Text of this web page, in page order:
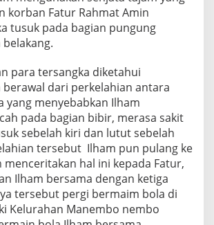
korban Fatur Rahmat Amin
tusuk pada bagian pungung
para tersangka diketahui
dari perkelahian antara
yang menyebabkan Ilham
pada bagian bibir, merasa sakit
sebelah kiri dan lutut sebelah
tersebut Ilham pun pulang ke
hal ini kepada Fatur,
Ilham bersama dengan ketiga
tersebut pergi bermaim bola di
Kelurahan Manembo nembo